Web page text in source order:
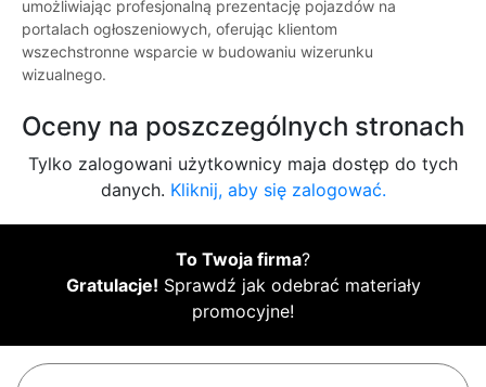
umożliwiając profesjonalną prezentację pojazdów na
portalach ogłoszeniowych, oferując klientom
wszechstronne wsparcie w budowaniu wizerunku
wizualnego.
Oceny na poszczególnych stronach
Tylko zalogowani użytkownicy maja dostęp do tych
danych. Kliknij, aby się zalogować.
To Twoja firma?
Gratulacje! Sprawdź jak odebrać materiały
promocyjne!